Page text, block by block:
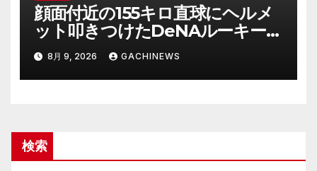
顔面付近の155キロ直球にヘルメ
ット叩きつけたDeNAルーキー宮
下朝陽に擁護の声 「負けん気必
要」と球団OB(J-CASTニュース)
8月 9, 2026 GACHINEWS
検索